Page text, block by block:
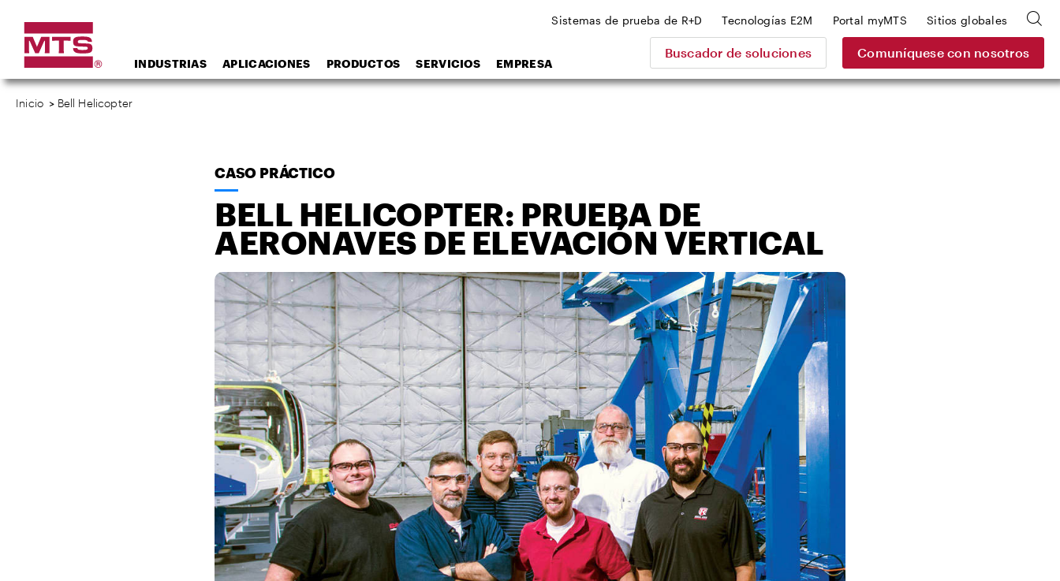
INDUSTRIAS APLICACIONES PRODUCTOS SERVICIOS EMPRESA
Buscador de soluciones Comuníquese con nosotros
Sistemas de prueba de R+D Tecnologías E2M Portal myMTS Sitios globales
Inicio > Bell Helicopter
CASO PRÁCTICO
BELL HELICOPTER: PRUEBA DE
AERONAVES DE ELEVACIÓN VERTICAL